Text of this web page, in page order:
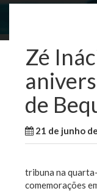
Zé
de
21 de junho
tribuna na
comemorações